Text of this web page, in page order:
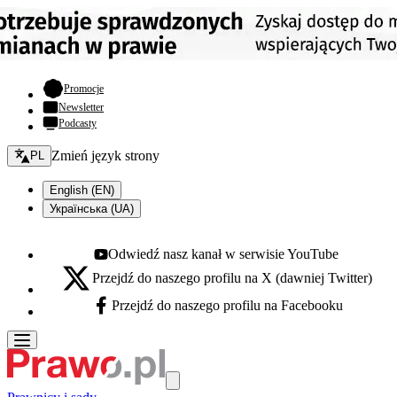
Promocje- otwiera się w nowej karcie
Newsletter
Podcasty
Zmień język - bieżący:
PL Zmień język strony
English (EN)
Українська (UA)
Youtube - otwiera się w nowej karcie
Odwiedź nasz kanał w serwisie YouTube
X - otwiera się w nowej karcie
Przejdź do naszego profilu na X (dawniej Twitter)
Facebook - otwiera się w nowej karcie
Przejdź do naszego profilu na Facebooku